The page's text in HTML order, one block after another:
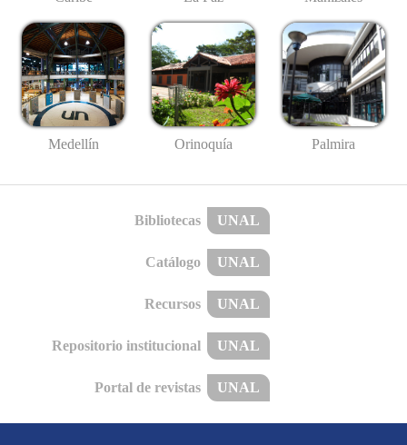
Medellín Orinoquía Palmira
Bibliotecas UNAL
Catálogo UNAL
Recursos UNAL
Repositorio institucional UNAL
Portal de revistas UNAL